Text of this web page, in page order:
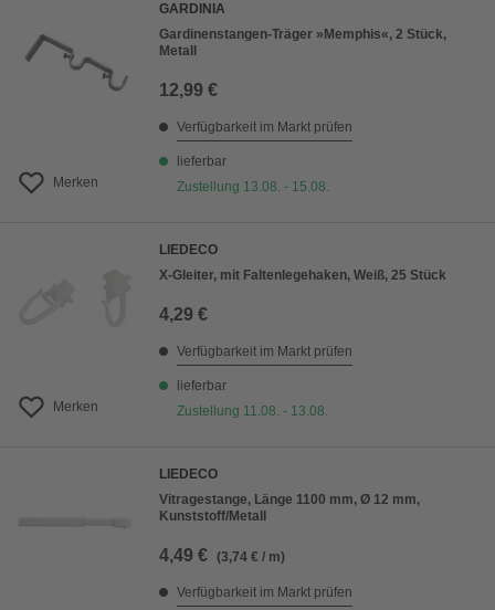
Merken
GARDINIA
Gardinenstangen-Träger »Memphis«, 2 Stück,
Metall
12,99 €
Verfügbarkeit im Markt prüfen
lieferbar
Zustellung 13.08. - 15.08.
Merken
LIEDECO
X-Gleiter, mit Faltenlegehaken, Weiß, 25 Stück
4,29 €
Verfügbarkeit im Markt prüfen
lieferbar
Zustellung 11.08. - 13.08.
LIEDECO
Vitragestange, Länge 1100 mm, Ø 12 mm,
Kunststoff/Metall
4,49 € (3,74 € / m)
Verfügbarkeit im Markt prüfen